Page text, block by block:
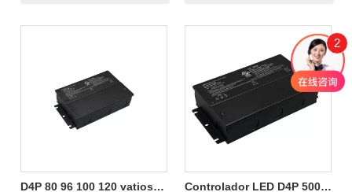
D4P 80 96 100 120 vatios
Controlador LED D4P 500
2